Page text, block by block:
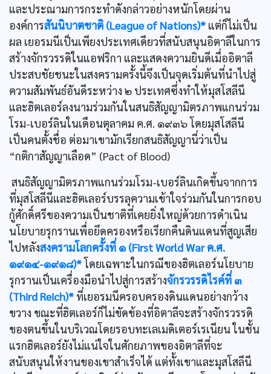
และประณามการกระทำดังกล่าวอย่างหนักโดยผ่าน
องค์การสันนิบาตชาติ (League of Nations)* แต่ก็ไม่เป็น
ผล เยอรมนีเป็นเพียงประเทศเดียวที่สนับสนุนอิตาลีในการ
สร้างจักรวรรดิในแอฟริกา และแสดงความยินดีเมื่ออิตาลี
ประสบชัยชนะในสงครามครั้งนี้จึงเป็นจุดเริ่มต้นที่นำไปสู่
ความสัมพันธ์อันดีระหว่าง ๒ ประเทศซึ่งทำให้มุสโสลีนี
และฮิตเลอร์ลงนามร่วมกันในสนธิสัญญามิตรภาพแกนร่วม
โรม-เบอร์ลินในเดือนตุลาคม ค.ศ. ๑๙๓๖ โดยมุสโสลีนี
เป็นคนตั้งชื่อ ต่อมาเขามักเรียกสนธิสัญญานี่ว่าเป็น
“กติกาสัญญาเลือด” (Pact of Blood)
สนธิสัญญามิตรภาพแกนร่วมโรม-เบอร์ลินเกิดขึ้นจากการ
ที่มุสโสลีนีและฮิตเลอร์บรรลุความเข้าใจร่วมกันในการกอบ
กู้ศักดิ์ศรีของความเป็นชาติที่เคยยิ่งใหญ่ด้วยการดำเนิน
นโยบายรุกรานเพื่อยึดครองหรือเรียกคืนดินแดนที่สูญเสีย
ไปหลังสงครามโลกครั้งที่ ๑ (First World War ค.ศ.
๑๙๑๔-๑๙๑๘)*โดยเฉพาะในกรณีของฮิตเลอร์นโยบาย
รุกรานเป็นเครื่องมือนำไปสู่การสร้างจักรวรรดิไรค์ที่ ๓
(Third Reich)* ที่เยอรมนีครอบครองดินแดนอย่างกว้าง
ขวาง ขณะที่ฮิตเลอร์ก็ไม่ขัดข้องที่อิตาลีจะสร้างจักรวรรดิ
ของตนขึ้นในบริเวณโดยรอบทะเลเมดิเตอร์เรเนียน ในชั้น
แรกฮิตเลอร์ยังไม่แน่ใจในศักยภาพของอิตาลีที่จะ
สนับสนุนให้งานของเขาสำเร็จได้ แต่ทั้งเขาและมุสโสลีนี